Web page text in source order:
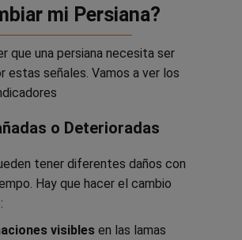
mi Persiana?
que una persiana necesita ser
estas señales. Vamos a ver los
o Deterioradas
tener diferentes daños con
Hay que hacer el cambio
visibles en las lamas